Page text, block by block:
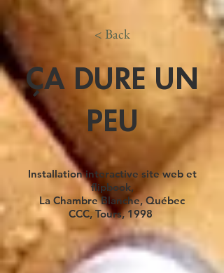
< Back
ÇA DURE UN
PEU
Installation interactive site web et
flipbook,
La Chambre Blanche, Québec
CCC, Tours, 1998